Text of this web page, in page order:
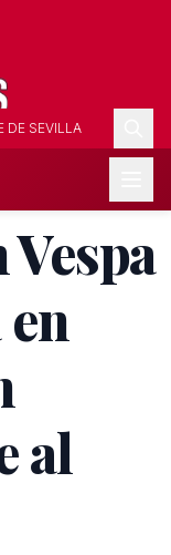
DE SEVILLA
al